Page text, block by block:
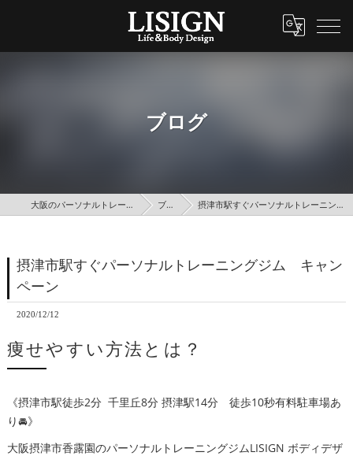
ブログ
大阪のパーソナルトレーニングはLISIGN ブログ 摂津市駅すぐパーソナルトレーニングジム キャンペーン
摂津市駅すぐパーソナルトレーニングジム キャン
ペーン
2020/12/12
痩せやすい方法とは？
《摂津市駅徒歩2分 千里丘8分 摂津駅14分 徒歩10秒有料駐車場あ
り🚘》
大阪摂津市香露園のパーソナルトレーニングジムLISIGN ボディデザ